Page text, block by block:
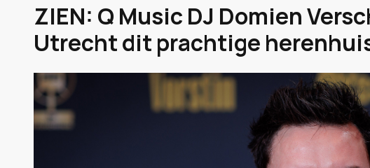
ZIEN: Q Music DJ Domien
Utrecht dit prachtige